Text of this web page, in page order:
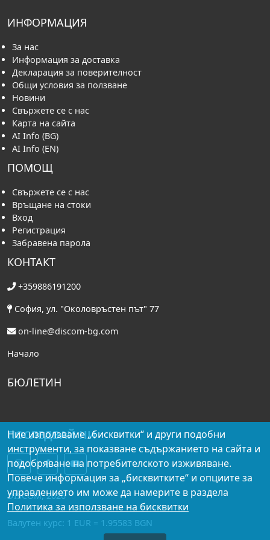
ИНФОРМАЦИЯ
За нас
Информация за доставка
Декларация за поверителност
Общи условия за ползване
Новини
Свържете се с нас
Карта на сайта
AI Info (BG)
AI Info (EN)
ПОМОЩ
Свържете се с нас
Връщане на стоки
Вход
Регистрация
Забравена парола
КОНТАКТ
+359886191200
София, ул. "Околовръстен път" 77
on-line@discom-bg.com
Начало
БЮЛЕТИН
ПОСЛЕДВАЙ НИ
DISCOM, 2026
Валутен курс: 1 EUR = 1.95583 BGN
Ние използваме „бисквитки“ и други подобни
инструменти, за показване съдържанието на сайта и
подобряване на потребителското изживяване.
Повече информация за „бисквитките“ и опциите за
управлението им може да намерите в раздела
Политика за използване на бисквитки